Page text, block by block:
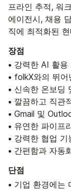
프라인 추적, 워
에이전시, 채용
직에 최적화된
장점
• 강력한 AI 활용
• folkX와의 뛰
• 신속한 온보딩
• 깔끔하고 직관
• Gmail 및
• 유연한 파이프
• 강력한 협업 기
• 간편함과 자동
단점
• 기업 환경에는